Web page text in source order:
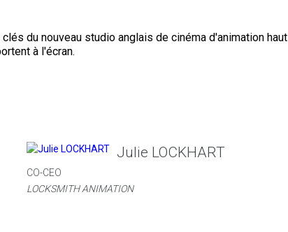
du nouveau studio anglais de cinéma d'animation haut
à l'écran.
Julie LOCKHART
CO-CEO
LOCKSMITH ANIMATION